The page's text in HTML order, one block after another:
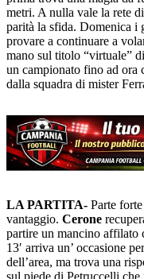
metri. A nulla vale la rete
parità la sfida. Domenica
provare a continuare a
mano sul titolo “virtuale”
un campionato fino ad ora
dalla squadra di mister
LA PARTITA- Parte
vantaggio. Cerone
partire un mancino affilato
13′ arriva un’ occasione
dell’area, ma trova una
sul piede di Petruccelli